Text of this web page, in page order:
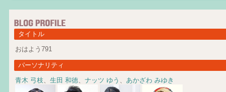
タイトル
おはよう791
パーソナリティ
青木 弓枝、 生田 和徳、 ナッツ ゆう 、 あかざわ みゆき